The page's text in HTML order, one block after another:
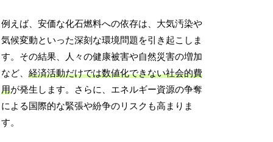
例えば、安価な化石燃料への依存は、大気汚染や
気候変動といった深刻な環境問題を引き起こしま
す。その結果、人々の健康被害や自然災害の増加
など、経済活動だけでは数値化できない社会的費
用が発生します。さらに、エネルギー資源の争奪
による国際的な緊張や紛争のリスクも高まりま
す。